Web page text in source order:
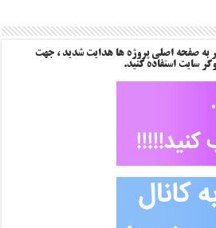
به صفحه اصلی پروژه ها هدایت شدید ، جهت
سایت استفاده کنید.